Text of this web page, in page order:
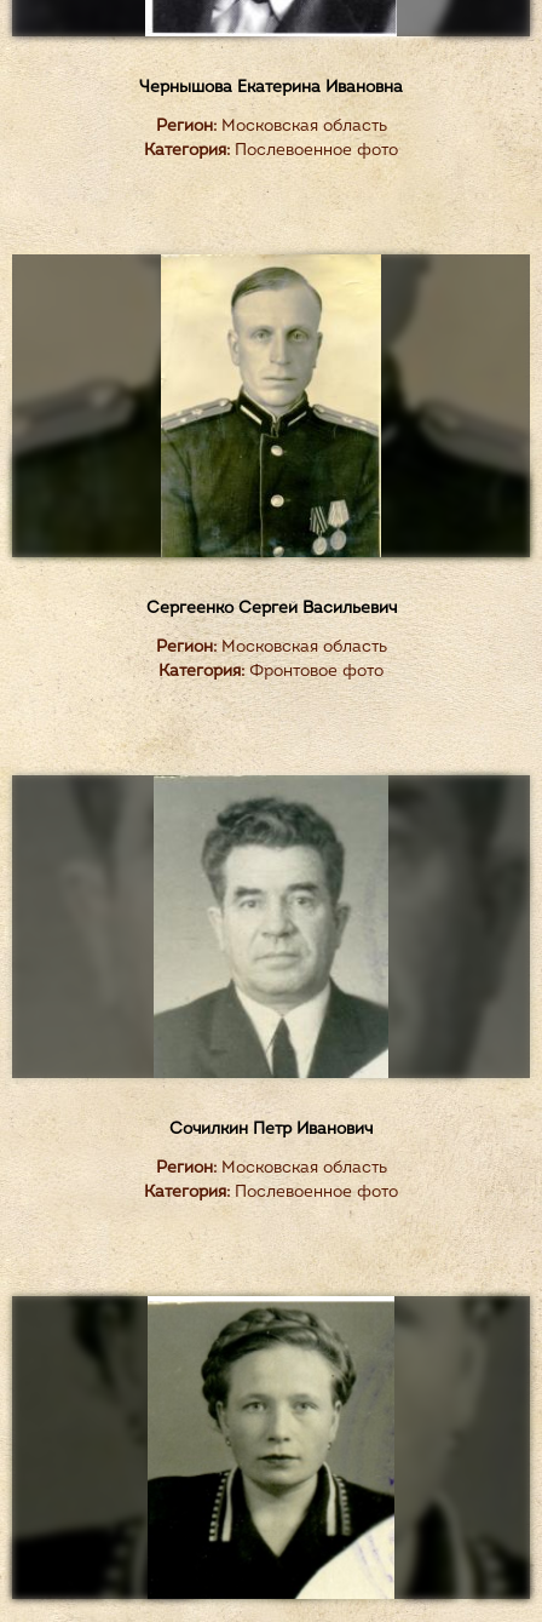
Чернышова Екатерина Ивановна
Регион:Московская область
Категория: Послевоенное фото
Сергеенко Сергей Васильевич
Регион:Московская область
Категория:Фронтовое фото
Сочилкин Петр Иванович
Регион:Московская область
Категория:Послевоенное фото